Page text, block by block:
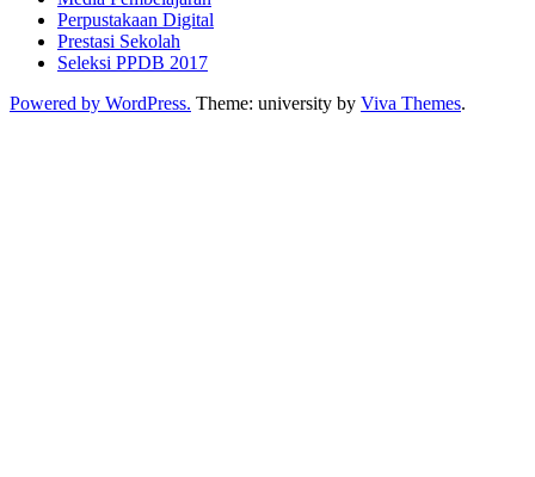
Perpustakaan Digital
Prestasi Sekolah
Seleksi PPDB 2017
Powered by WordPress. Theme: university by Viva Themes.